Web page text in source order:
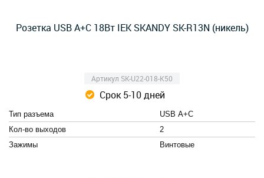
Розетка USB A+C 18Вт IEK SKANDY SK-R13N (никель)
Артикул SK-U22-018-K50
Срок 5-10 дней
Тип разъема
USB А+C
Кол-во выходов
2
Зажимы
Винтовые